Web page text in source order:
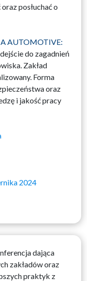
posłuchać o
AUTOMOTIVE:
do zagadnień
Zakład
Forma
oraz
i jakość pracy
2024
dająca
zakładów oraz
praktyk z